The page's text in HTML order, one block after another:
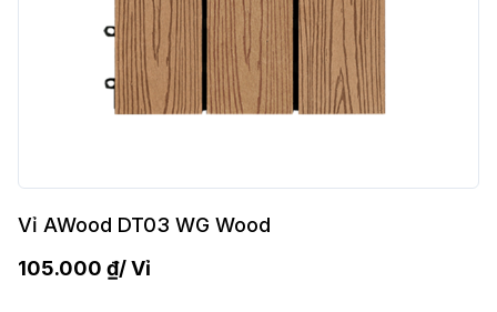
Vỉ AWood DT03 WG Wood
105.000 ₫/ Vỉ